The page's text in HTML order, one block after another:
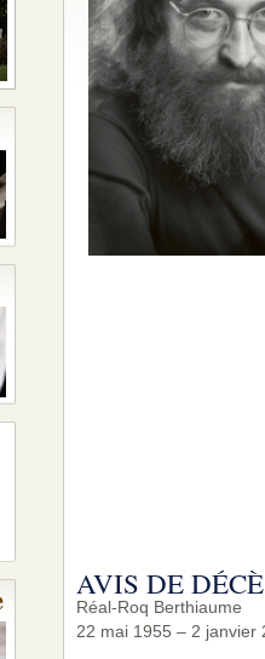
AVIS DE
Réal-Roq Berthiaume
22 mai 1955 – 2 janvier